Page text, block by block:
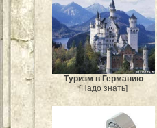
Туризм в Германию
[Надо знать]